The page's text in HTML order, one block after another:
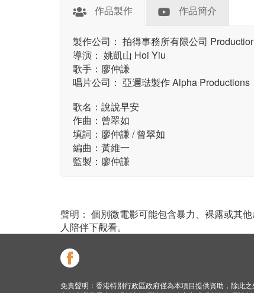
作品製作 作品簡介
製作公司： 拍得事務所有限公司
導演： 姚凱山 Hoi Yiu
歌手：廖仲謙
唱片公司： 亞邇琺製作 Alpha Productions
歌名：說說早安
作曲：曾翠如
填詞：廖仲謙 / 曾翠如
編曲：黃維一
監製：廖仲謙
聲明： 個別微電影可能包含暴力、裸露或其
人陪伴下觀看。
免責聲明：香港特別行政區政府僅為本項目提供資助，除此